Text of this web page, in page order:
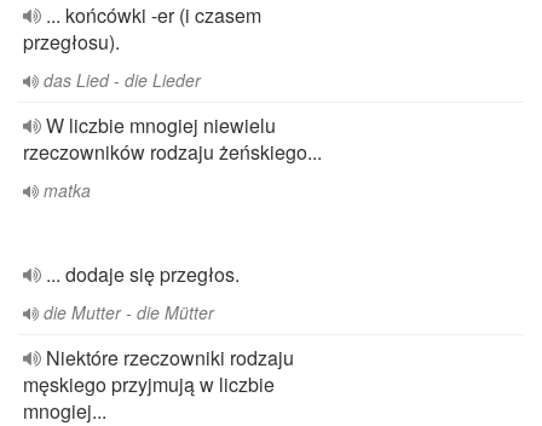
... końcówki -er (i czasem
przegłosu).
das Lied - die Lieder
W liczbie mnogiej niewielu
rzeczowników rodzaju żeńskiego...
matka
... dodaje się przegłos.
die Mutter - die Mütter
Niektóre rzeczowniki rodzaju
męskiego przyjmują w liczbie
mnogiej...